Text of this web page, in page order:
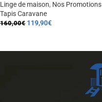
Linge de maison, Nos Promotions
Tapis Caravane
160,00€ 119,90€